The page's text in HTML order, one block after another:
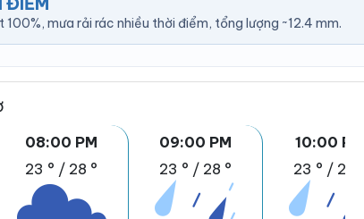
mưa rải rác nhiều thời điểm, tổng lượng ~12.4 mm.
08:00 PM
23 ° / 28 °
09:00 PM
23 ° / 28 °
10:00 PM
23 ° / 28 °